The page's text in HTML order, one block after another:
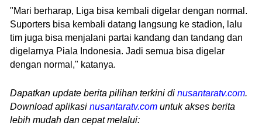
"Mari berharap, Liga bisa kembali digelar dengan normal.
Suporters bisa kembali datang langsung ke stadion, lalu
tim juga bisa menjalani partai kandang dan tandang dan
digelarnya Piala Indonesia. Jadi semua bisa digelar
dengan normal," katanya.
Dapatkan update berita pilihan terkini di nusantaratv.com.
Download aplikasi nusantaratv.com untuk akses berita
lebih mudah dan cepat melalui: